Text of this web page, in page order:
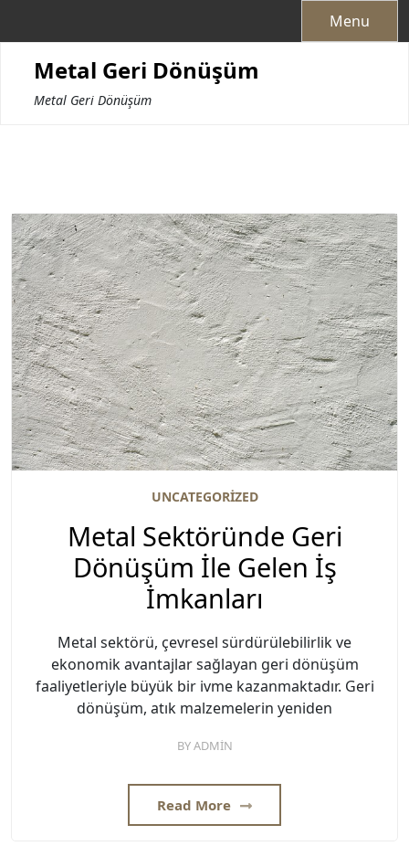
Menu
Metal Geri Dönüşüm
Metal Geri Dönüşüm
UNCATEGORIZED
Metal Sektöründe Geri
Dönüşüm İle Gelen İş
İmkanları
Metal sektörü, çevresel sürdürülebilirlik ve
ekonomik avantajlar sağlayan geri dönüşüm
faaliyetleriyle büyük bir ivme kazanmaktadır. Geri
dönüşüm, atık malzemelerin yeniden
BYADMIN
Read More